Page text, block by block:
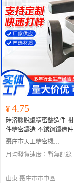
¥ 4.75
硅溶膠脫蠟精密鑄造件
件精密鑄造 不銹鋼鑄造件
棗庄市天工精密機械有限公司
月均發貨速度： 暫無記錄
山東 棗庄市市中區